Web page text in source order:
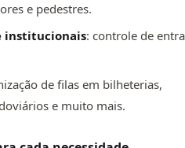
e pedestres.
institucionais: controle de
de filas em bilheterias,
e muito mais.